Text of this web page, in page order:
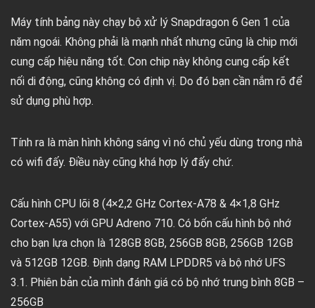
Máy tính bảng này chạy bộ xử lý Snapdragon 6 Gen 1 của
năm ngoái. Không phải là mạnh nhất nhưng cũng là chip mới
cung cấp hiệu năng tốt. Con chip này không cung cấp kết
nối di động, cũng không có định vị. Do đó bạn cần nắm rõ để
sử dụng phù hợp.
Tính ra là màn hình không sáng vì nó chủ yếu dùng trong nhà
có wifi đấy. Điều này cũng khá hợp lý đấy chứ.
Cấu hình CPU lõi 8 (4×2,2 GHz Cortex-A78 & 4×1,8 GHz
Cortex-A55) với GPU Adreno 710. Có bốn cấu hình bộ nhớ
cho bạn lựa chọn là 128GB 8GB, 256GB 8GB, 256GB 12GB
và 512GB 12GB. Định dạng RAM LPDDR5 và bộ nhớ UFS
3.1. Phiên bản của mình đánh giá có bộ nhớ trung bình 8GB –
256GB